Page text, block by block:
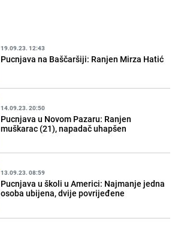
19.09.23. 12:43
Pucnjava na Baščaršiji: Ranjen Mirza Hatić
14.09.23. 20:50
Pucnjava u Novom Pazaru: Ranjen
muškarac (21), napadač uhapšen
13.09.23. 08:59
Pucnjava u školi u Americi: Najmanje jedna
osoba ubijena, dvije povrijeđene